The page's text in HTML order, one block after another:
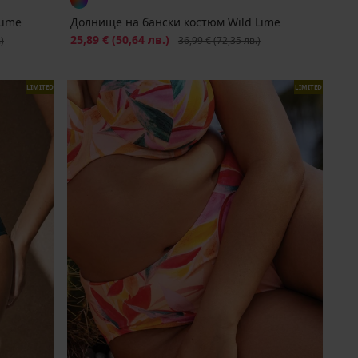
Долнище на бански костюм Wild Lime
Намаление
25,89 € (50,64 лв.) Първоначална цена
36,99 €(72,35 лв.)
LIMITED LIMITED